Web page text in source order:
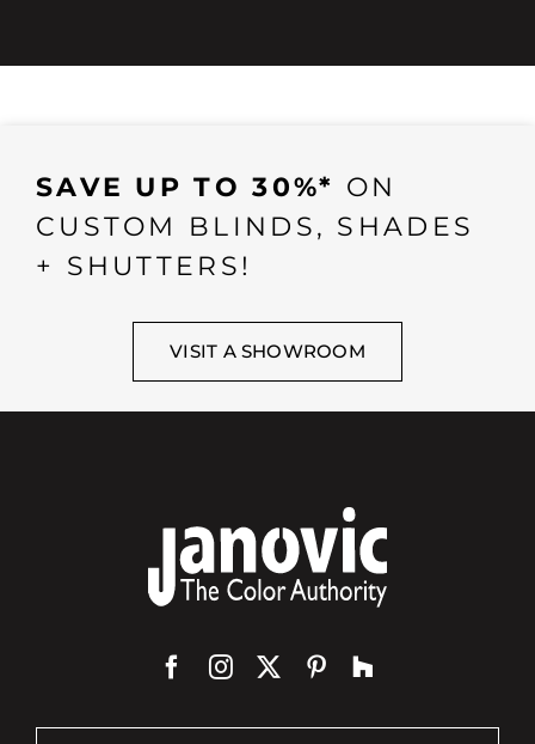
SAVE UP TO 30%* ON
CUSTOM BLINDS, SHADES
+ SHUTTERS!
VISIT A SHOWROOM